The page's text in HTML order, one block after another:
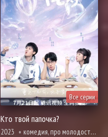
Все серии
Кто твой папочка?
2023 комедия, про молодость и любовь, про призраков, демонов и сверхъестественное, про школу и школьников